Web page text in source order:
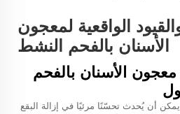
الواقعية لمعجون
الأسنان بالفحم النشط
الأسنان بالفحم
أن يُحدث تحسّنًا مرئيًا في إزالة البقع